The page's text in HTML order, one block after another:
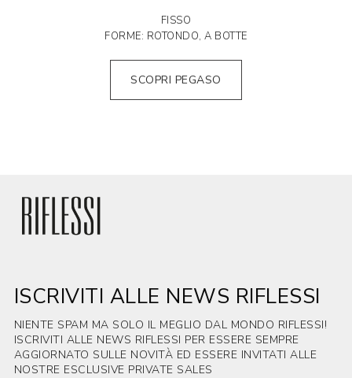
FISSO
FORME: ROTONDO, A BOTTE
SCOPRI PEGASO
ISCRIVITI ALLE NEWS RIFLESSI
NIENTE SPAM MA SOLO IL MEGLIO DAL MONDO RIFLESSI!
ISCRIVITI ALLE NEWS RIFLESSI PER ESSERE SEMPRE
AGGIORNATO SULLE NOVITÀ ED ESSERE INVITATI ALLE
NOSTRE ESCLUSIVE PRIVATE SALES